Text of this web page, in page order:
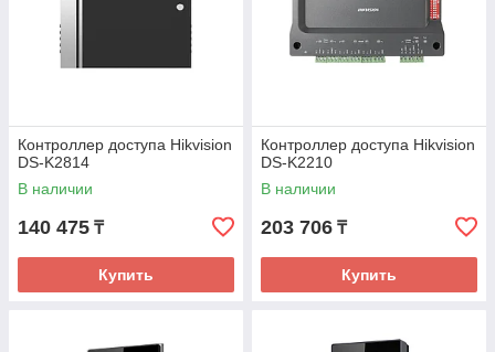
Контроллер доступа Hikvision
DS-K2814
В наличии
140 475 ₸
Купить
Контроллер доступа Hikvision
DS-K2210
В наличии
203 706 ₸
Купить